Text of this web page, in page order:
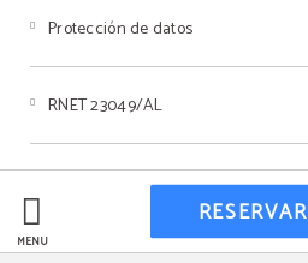
MENÚ
RESERVAR
Protección de datos
RNET 23049/AL
Livro de Reclamações